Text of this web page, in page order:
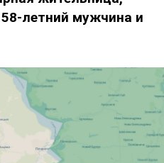
летний мужчина и